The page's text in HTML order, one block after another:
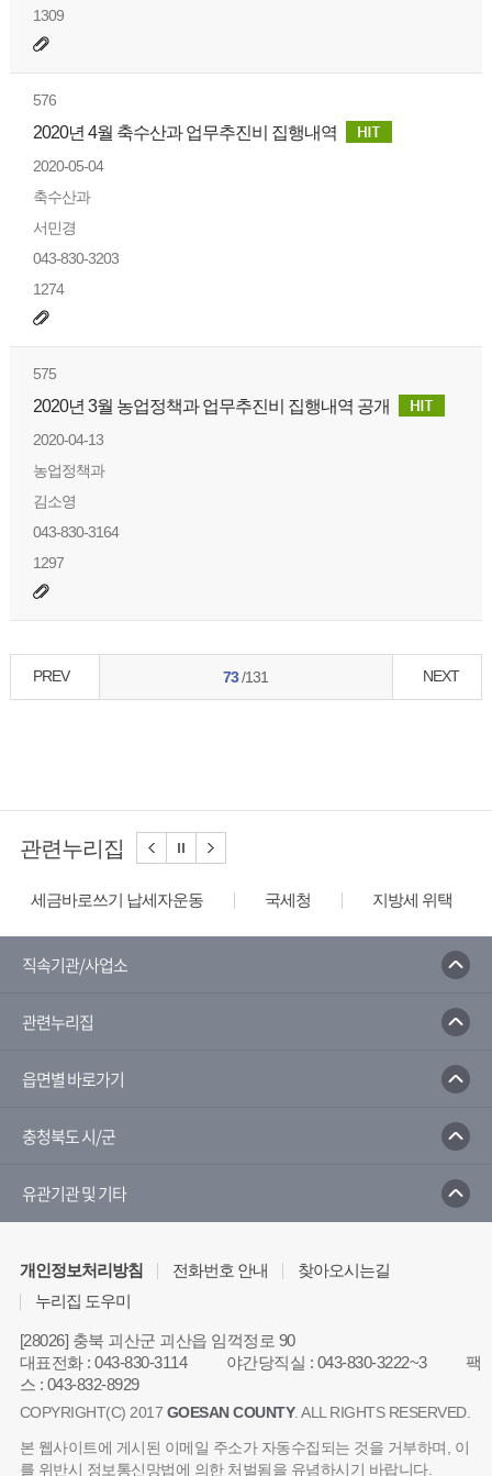
1309
576
2020년 4월 축수산과 업무추진비 집행내역
2020-05-04
축수산과
서민경
043-830-3203
1274
575
2020년 3월 농업정책과 업무추진비 집행내역 공개
2020-04-13
농업정책과
김소영
043-830-3164
1297
PREV 73/131 NEXT
관련누리집
세금바로쓰기 납세자운동 국세청 지방세 위택스
직속기관/사업소
관련누리집
읍면별 바로가기
충청북도 시/군
유관기관 및 기타
개인정보처리방침 전화번호 안내
찾아오시는길
누리집 도우미
[28026] 충북 괴산군 괴산읍 임꺽정로 90
대표전화:043-830-3114 야간당직실 : 043-830-3222~3
팩
스 : 043-832-8929
COPYRIGHT(C) 2017 GOESAN COUNTY. ALL RIGHTS RESERVED.
본 웹사이트에 게시된 이메일 주소가 자동수집되는 것을 거부하며, 이
를 위반시 정보통신망법에 의한 처벌됨을 유념하시기 바랍니다.